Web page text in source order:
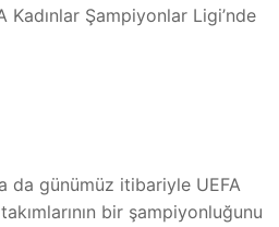
Şampiyonlar Ligi’nde
da günümüz itibariyle UEFA
bir şampiyonluğunu